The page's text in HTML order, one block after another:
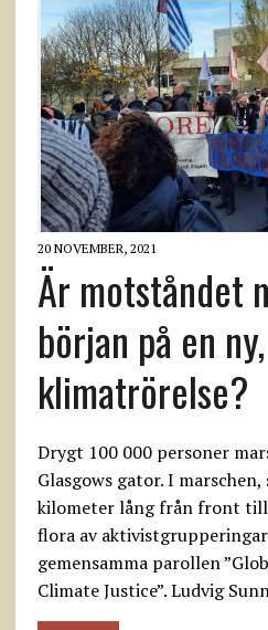
20 NOVEMBER, 2021
Är motståndet
början på en
klimatrörelse?
Drygt 100 000 personer
Glasgows gator. I
kilometer lång från front
flora av
gemensamma parollen
Climate Justice”. Ludvig